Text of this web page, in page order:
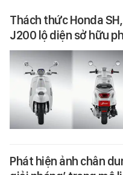
Thách thức Honda
J200 lộ diện sở hữu
Phát hiện ảnh chân